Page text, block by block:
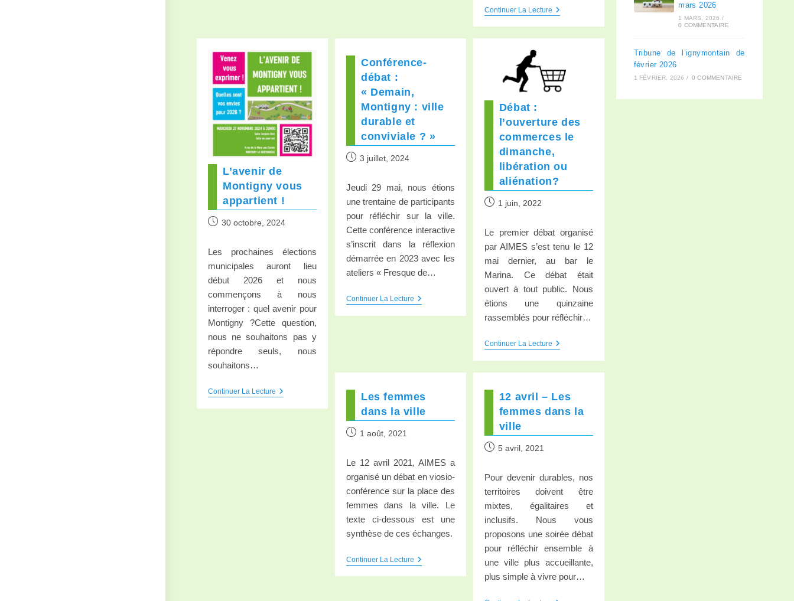
Continuer La Lecture
L’avenir de
Montigny vous
appartient !
30 octobre, 2024
Les prochaines élections
municipales auront lieu
début 2026 et nous
commençons à nous
interroger : quel avenir pour
Montigny ?Cette question,
nous ne souhaitons pas y
répondre seuls, nous
souhaitons…
Continuer La Lecture
Conférence-
débat :
« Demain,
Montigny : ville
durable et
conviviale ? »
3 juillet, 2024
Jeudi 29 mai, nous étions
une trentaine de participants
pour réfléchir sur la ville.
Cette conférence interactive
s’inscrit dans la réflexion
démarrée en 2023 avec les
ateliers « Fresque de…
Continuer La Lecture
Débat :
l’ouverture des
commerces le
dimanche,
libération ou
aliénation?
1 juin, 2022
Le premier débat organisé
par AIMES s’est tenu le 12
mai dernier, au bar le
Marina. Ce débat était
ouvert à tout public. Nous
étions une quinzaine
rassemblés pour réfléchir…
Continuer La Lecture
Les femmes
dans la ville
1 août, 2021
Le 12 avril 2021, AIMES a
organisé un débat en viosio-
conférence sur la place des
femmes dans la ville. Le
texte ci-dessous est une
synthèse de ces échanges.
Continuer La Lecture
12 avril – Les
femmes dans la
ville
5 avril, 2021
Pour devenir durables, nos
territoires doivent être
mixtes, égalitaires et
inclusifs. Nous vous
proposons une soirée débat
pour réfléchir ensemble à
une ville plus accueillante,
plus simple à vivre pour…
mars 2026
1 MARS, 2026 /
0 COMMENTAIRE
Tribune de l’ignymontain de
février 2026
1 FÉVRIER, 2026 / 0 COMMENTAIRE